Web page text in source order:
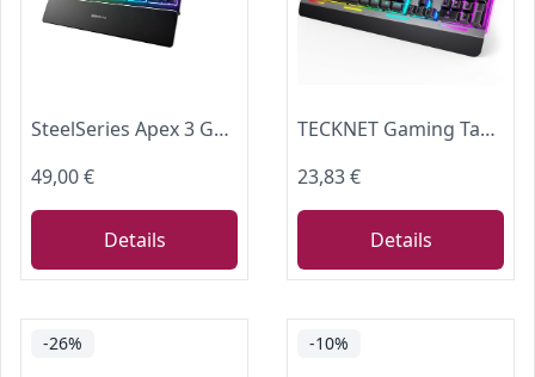
SteelSeries Apex 3 Gaming Tastatur - 10-Zonen RGB-Beleuchtung - Flüsterleise Gaming-Switches - Premium magnetische Handballenauflage - IP32 wassergeschützt - Deutsches (QWERTZ) Layout
49,00 €
Details
TECKNET Gaming Tastatur 105 Tasten Membrantastatur mit Vollmetall-Gehäuse
23,83 €
Details
-26% -10%